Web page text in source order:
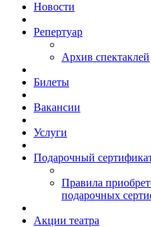
Новости
Репертуар
Архив спектаклей
Билеты
Вакансии
Услуги
Подарочный
Правила
подарочных
Акции театра